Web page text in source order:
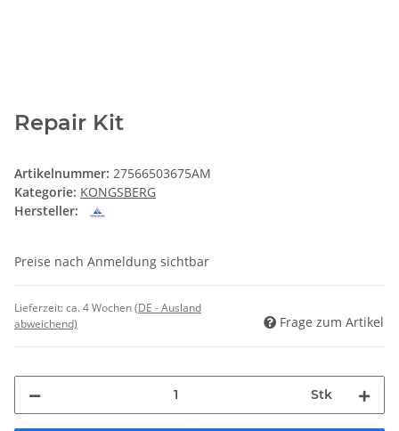
Repair Kit
Artikelnummer: 27566503675AM
Kategorie: KONGSBERG
Hersteller:
Preise nach Anmeldung sichtbar
Lieferzeit:ca. 4 Wochen(DE - Ausland
abweichend)
Frage zum Artikel
Stk